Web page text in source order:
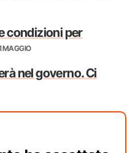
condizioni per
MAGGIO
nel governo. Ci